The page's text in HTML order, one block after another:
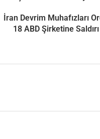
İran Devrim Muhafızları
18 ABD Şirketine